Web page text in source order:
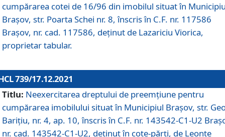
cumpărarea cotei de 16/96 din imobilul situat în
Braşov, str. Poarta Schei nr. 8, înscris în C.F. nr. 117586
Brașov, nr. cad. 117586, deținut de Lazariciu Viorica,
proprietar tabular.
739/17.12.2021
Titlu: Neexercitarea dreptului de preemţiune pentru
cumpărarea imobilului situat în Municipiul Braşov, str.
Barițiu, nr. 4, ap. 10, înscris în C.F. nr. 143542-C1-U2
nr. cad. 143542-C1-U2, deținut în cote-părți, de Leonte